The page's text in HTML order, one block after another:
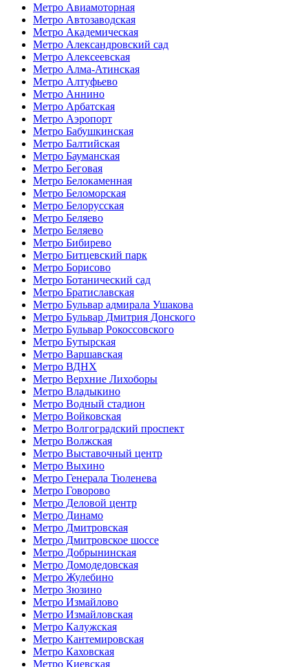
Метро Авиамоторная
Метро Автозаводская
Метро Академическая
Метро Александровский сад
Метро Алексеевская
Метро Алма-Атинская
Метро Алтуфьево
Метро Аннино
Метро Арбатская
Метро Аэропорт
Метро Бабушкинская
Метро Балтийская
Метро Бауманская
Метро Беговая
Метро Белокаменная
Метро Беломорская
Метро Белорусская
Метро Беляево
Метро Беляево
Метро Бибирево
Метро Битцевский парк
Метро Борисово
Метро Ботанический сад
Метро Братиславская
Метро Бульвар адмирала Ушакова
Метро Бульвар Дмитрия Донского
Метро Бульвар Рокоссовского
Метро Бутырская
Метро Варшавская
Метро ВДНХ
Метро Верхние Лихоборы
Метро Владыкино
Метро Водный стадион
Метро Войковская
Метро Волгоградский проспект
Метро Волжская
Метро Выставочный центр
Метро Выхино
Метро Генерала Тюленева
Метро Говорово
Метро Деловой центр
Метро Динамо
Метро Дмитровская
Метро Дмитровское шоссе
Метро Добрынинская
Метро Домодедовская
Метро Жулебино
Метро Зюзино
Метро Измайлово
Метро Измайловская
Метро Калужская
Метро Кантемировская
Метро Каховская
Метро Киевская